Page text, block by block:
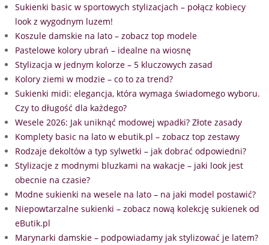
Sukienki basic w sportowych stylizacjach – połącz kobiecy
look z wygodnym luzem!
Koszule damskie na lato – zobacz top modele
Pastelowe kolory ubrań – idealne na wiosnę
Stylizacja w jednym kolorze – 5 kluczowych zasad
Kolory ziemi w modzie – co to za trend?
Sukienki midi: elegancja, która wymaga świadomego wyboru.
Czy to długość dla każdego?
Wesele 2026: Jak uniknąć modowej wpadki? Złote zasady
Komplety basic na lato w ebutik.pl – zobacz top zestawy
Rodzaje dekoltów a typ sylwetki – jak dobrać odpowiedni?
Stylizacje z modnymi bluzkami na wakacje – jaki look jest
obecnie na czasie?
Modne sukienki na wesele na lato – na jaki model postawić?
Niepowtarzalne sukienki – zobacz nową kolekcję sukienek od
eButik.pl
Marynarki damskie – podpowiadamy jak stylizować je latem?